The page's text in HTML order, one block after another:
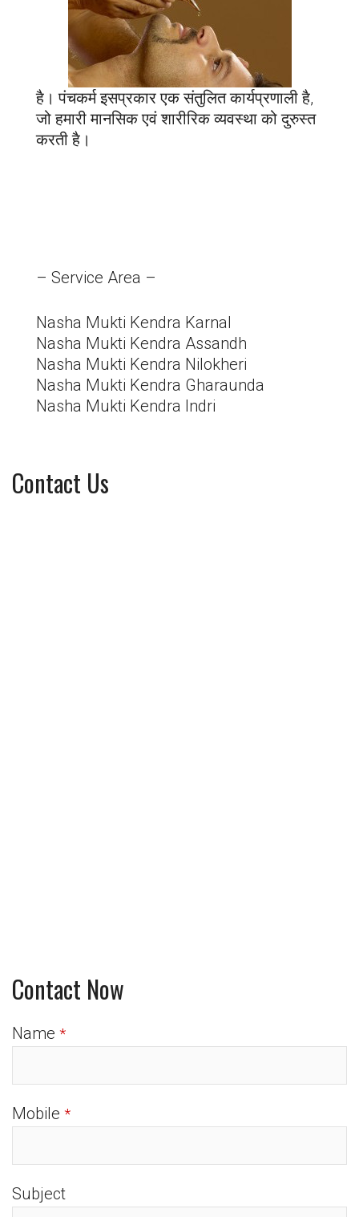
है। पंचकर्म इसप्रकार एक संतुलित कार्यप्रणाली है,
जो हमारी मानसिक एवं शारीरिक व्यवस्था को दुरुस्त
करती है।
– Service Area –
Nasha Mukti Kendra Karnal
Nasha Mukti Kendra Assandh
Nasha Mukti Kendra Nilokheri
Nasha Mukti Kendra Gharaunda
Nasha Mukti Kendra Indri
Contact Us
Contact Now
Name *
Mobile *
Subject